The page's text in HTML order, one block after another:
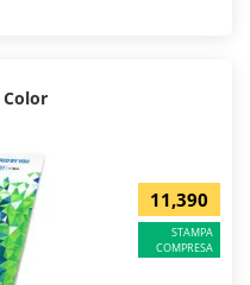
Color
11,390
STAMPA
COMPRESA